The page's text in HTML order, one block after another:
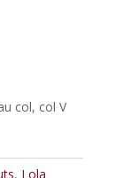
col, col V
, Lola